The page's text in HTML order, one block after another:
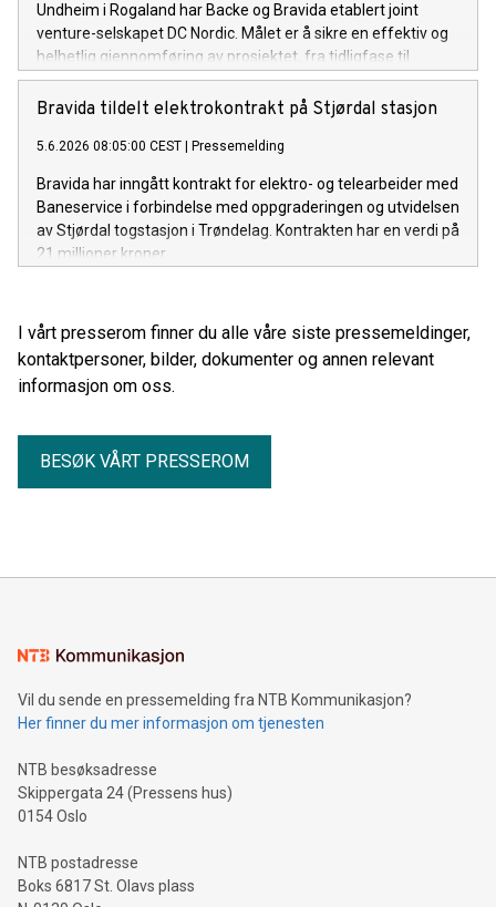
Undheim i Rogaland har Backe og Bravida etablert joint
venture-selskapet DC Nordic. Målet er å sikre en effektiv og
helhetlig gjennomføring av prosjektet, fra tidligfase til
ferdigstillelse.
Bravida tildelt elektrokontrakt på Stjørdal stasjon
5.6.2026 08:05:00 CEST Pressemelding
Bravida har inngått kontrakt for elektro- og telearbeider med
Baneservice i forbindelse med oppgraderingen og utvidelsen
av Stjørdal togstasjon i Trøndelag. Kontrakten har en verdi på
21 millioner kroner.
I vårt presserom finner du alle våre siste pressemeldinger,
kontaktpersoner, bilder, dokumenter og annen relevant
informasjon om oss.
BESØK VÅRT PRESSEROM
Vil du sende en pressemelding fra NTB Kommunikasjon?
Her finner du mer informasjon om tjenesten
NTB besøksadresse
Skippergata 24 (Pressens hus)
0154 Oslo
NTB postadresse
Boks 6817 St. Olavs plass